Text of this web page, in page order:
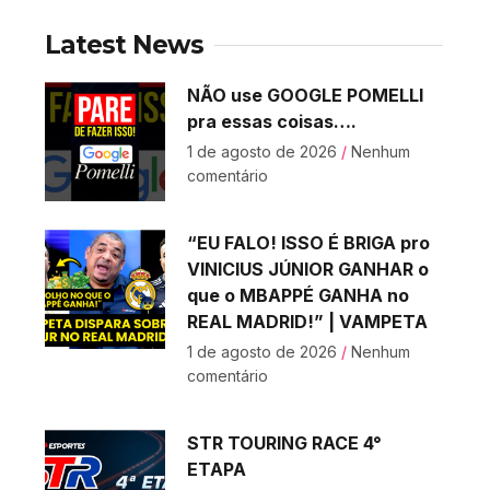
Latest News
NÃO use GOOGLE POMELLI
pra essas coisas….
1 de agosto de 2026 Nenhum
comentário
“EU FALO! ISSO É BRIGA pro
VINICIUS JÚNIOR GANHAR o
que o MBAPPÉ GANHA no
REAL MADRID!” | VAMPETA
1 de agosto de 2026 Nenhum
comentário
STR TOURING RACE 4°
ETAPA